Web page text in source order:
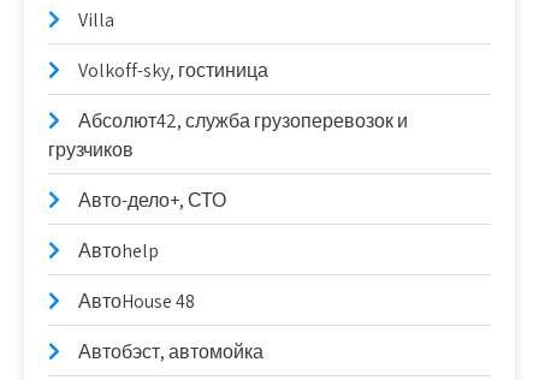
Villa
Volkoff-sky, гостиница
Абсолют42, служба грузоперевозок и
грузчиков
Авто-дело+, СТО
Автоhelp
АвтоHouse 48
Автобэст, автомойка